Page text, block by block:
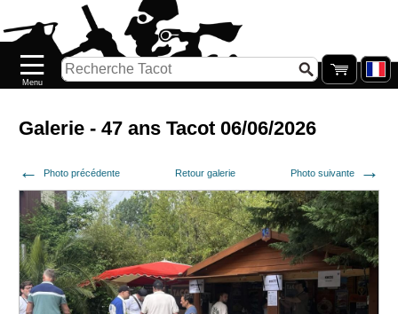
Galerie - 47 ans Tacot 06/06/2026
Photo précédente Retour galerie Photo suivante
Nouveautés
Catalogue/Stock
PETITS
PRIX
Réassort
Seconde
main
Galerie